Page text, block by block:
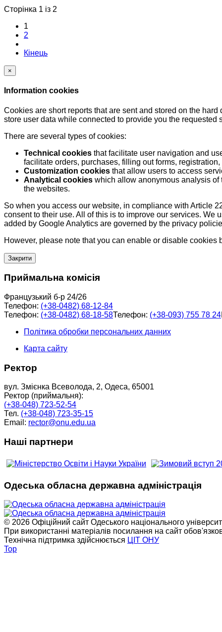
Сторінка 1 із 2
1
2
Кінець
×
Information cookies
Cookies are short reports that are sent and stored on the
store user data while connected to provide you the
There are several types of cookies:
Technical cookies that facilitate user navigation and
facilitate orders, purchases, filling out forms,
Customization cookies that allow users to access
Analytical cookies which allow anonymous analysis
the websites.
So when you access our website, in compliance with Article
consent to their use. All of this is to improve our services.
added by Google Analytics are governed by the privacy
However, please note that you can enable or disable cookies
Закрити
Приймальна комісія
Французький б-р 24/26
Телефон: (+38-0482) 68-12-84
Телефон: (+38-0482) 68-18-58Телефон: (+38-093) 755 78 24
Політика обробки персональних данних
Карта сайту
Ректор
вул. Змієнка Всеволода, 2, Одеса, 65001
Ректор (приймальня):
(+38-048) 723-52-54
Тел. (+38-048) 723-35-15
Email: rector@onu.edu.ua
Наші партнери
Одеська обласна державна адміністрація
© 2026 Офіційний сайт Одеського національного
При використанні матеріалів посилання на сайт
Технічна підтримка здійснюється ЦІТ ОНУ
Top